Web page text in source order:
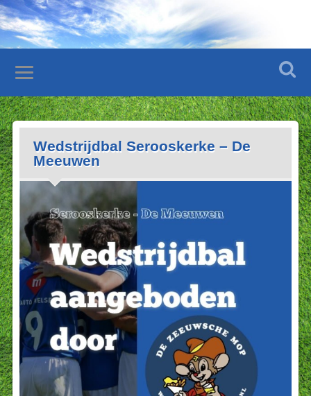
Wedstrijdbal Serooskerke – De
Meeuwen